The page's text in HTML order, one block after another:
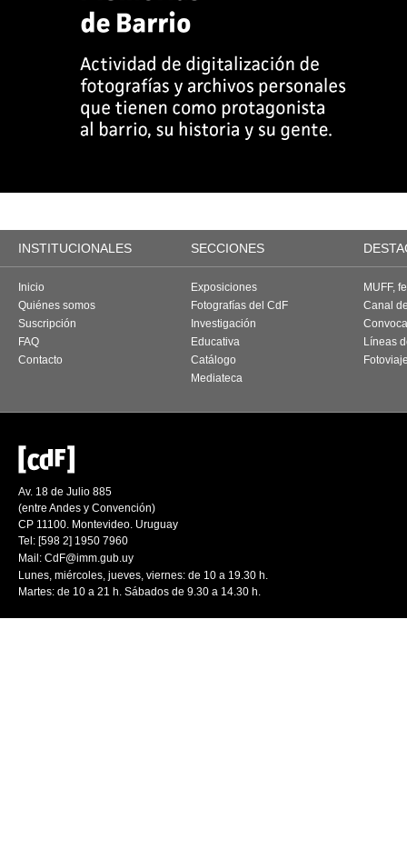
INSTITUCIONALES SECCIONES
Inicio
Quiénes somos
Suscripción
FAQ
Contacto
Exposiciones
Fotografías del CdF
Investigación
Educativa
Catálogo
Mediateca
MUFF,
Canal
Líneas
Av. 18 de Julio 885
(entre Andes y Convención)
CP 11100. Montevideo. Uruguay
Tel: [598 2] 1950 7960
Mail: CdF@imm.gub.uy
Lunes, miércoles, jueves, viernes: de 10 a 19.30 h.
Martes: de 10 a 21 h. Sábados de 9.30 a 14.30 h.